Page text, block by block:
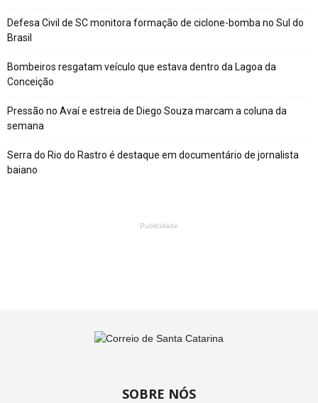
Defesa Civil de SC monitora formação de ciclone-bomba no Sul do
Brasil
Bombeiros resgatam veículo que estava dentro da Lagoa da
Conceição
Pressão no Avaí e estreia de Diego Souza marcam a coluna da
semana
Serra do Rio do Rastro é destaque em documentário de jornalista
baiano
Publicidade
SOBRE NÓS